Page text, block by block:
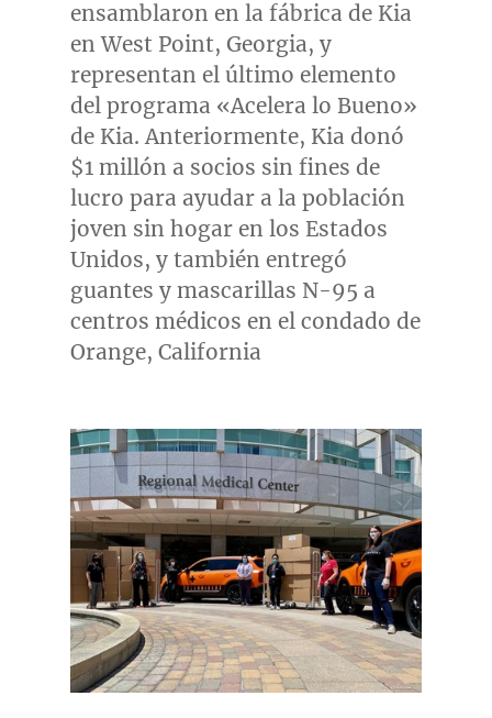
ensamblaron en la fábrica de Kia
enWest Point, Georgia, y
representan el último elemento
del programa «Acelera lo Bueno»
de Kia. Anteriormente, Kia donó
$1millón a socios sin fines de
lucro para ayudar a la población
joven sin hogar en los Estados
Unidos, y también entregó
guantes y mascarillas N-95 a
centros médicos en el condado de
Orange, California